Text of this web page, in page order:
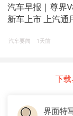
汽车早报｜尊界
新车上市 上汽通
汽车要闻 1天前
下
界面特